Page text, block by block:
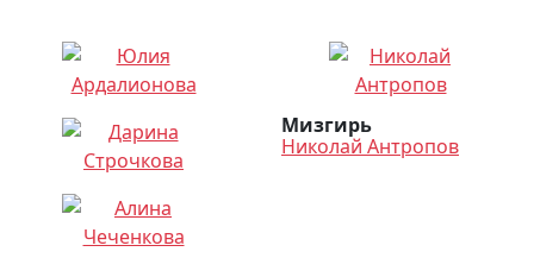
Мизгирь
Николай Антропов